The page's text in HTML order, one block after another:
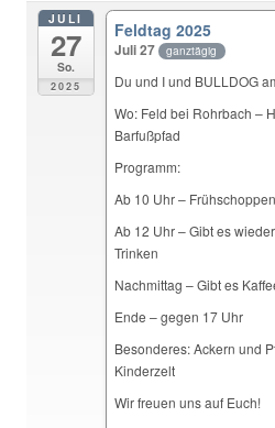
JULI
27
So.
2025
Feldtag 2025
Juli 27 ganztägig
Du und I und BULLDOG
Wo: Feld bei Rohrbach –
Barfußpfad
Programm:
Ab 10 Uhr –
Ab 12 Uhr – Gibt es
Trinken
Nachmittag – Gibt es
Ende – gegen 17 Uhr
Besonderes: Ackern und
Kinderzelt
Wir freuen uns auf Euch!